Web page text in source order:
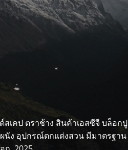
เคป ตราช้าง สินค้าเอสซีจี บล็อกปู
นัง อุปกรณ์ตกแต่งสวน มีมาตรฐาน